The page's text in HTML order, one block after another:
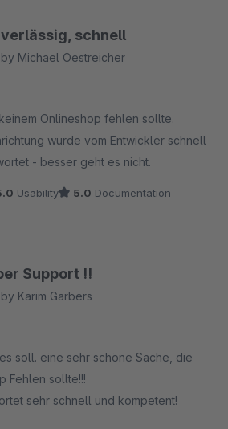
schnell
by Michael Oestreicher
Onlineshop fehlen sollte.
wurde vom Entwickler schnell
- besser geht es nicht.
Usability 5.0 Documentation
Support !!
by Karim Garbers
soll. eine sehr schöne Sache, die
Fehlen sollte!!!
sehr schnell und kompetent!